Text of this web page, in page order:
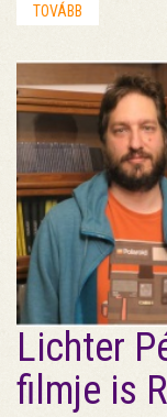
TOVÁBB
Lichter
filmje is